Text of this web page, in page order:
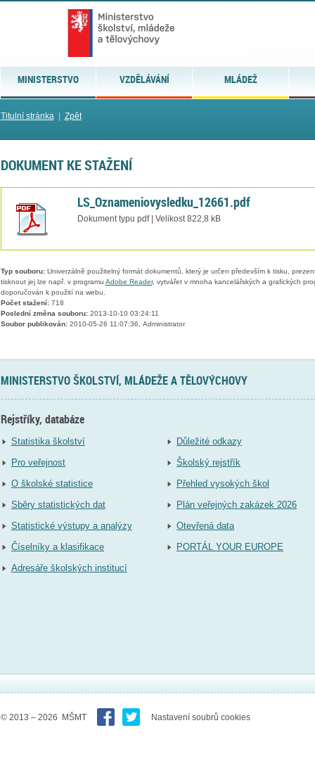
MINISTERSTVO VZDĚLÁVÁNÍ MLÁDEŽ
Titulní stránka| Zpět
DOKUMENT KE STAŽENÍ
LS_Oznameniovysledku_12661.pdf
Dokument typu pdf | Velikost 822,8 kB
Typ souboru:Univerzálně použitelný formát dokumentů, který je určen především k tisku,
tisknout jej lze např. v programu Adobe Reader, vytvářet v mnoha kancelářských a grafických
doporučován k použití na webu.
Počet stažení:718
Poslední změna souboru:2013-10-10 03:24:11
Soubor publikován:2010-05-26 11:07:36, Administrator
MINISTERSTVO ŠKOLSTVÍ, MLÁDEŽE A TĚLOVÝCHOVY
Rejstříky, databáze
Statistika školství
Pro veřejnost
O školské statistice
Sběry statistických dat
Statistické výstupy a analýzy
Číselníky a klasifikace
Adresáře školských institucí
Důležité odkazy
Školský rejstřík
Přehled vysokých škol
Plán veřejných zakázek 2026
Otevřená data
PORTÁL YOUR EUROPE
© 2013 – 2026 MŠMT Nastavení soubrů cookies